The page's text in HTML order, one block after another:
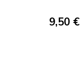
9,50 €